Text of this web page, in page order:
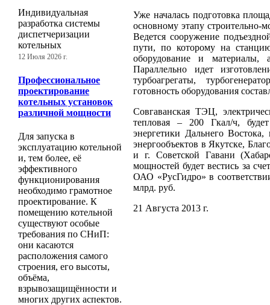
Индивидуальная
разработка системы
диспетчеризации
котельных
12 Июля 2026 г.
Профессиональное
проектирование
котельных установок
различной мощности
Для запуска в
эксплуатацию котельной
и, тем более, её
эффективного
функционирования
необходимо грамотное
проектирование. К
помещению котельной
существуют особые
требования по СНиП:
они касаются
расположения самого
строения, его высоты,
объёма,
взрывозащищённости и
многих других аспектов.
Уже началась подготовка
основному этапу строительно-
Ведется сооружение
пути, по которому на станцию
оборудование и
Параллельно идет
турбоагрегаты,
готовность оборудования
Совгаванская ТЭЦ,
тепловая – 200 Гкал/ч,
энергетики Дальнего
энергообъектов в Якутске,
и г. Советской Гавани
мощностей будет вестись за
ОАО «РусГидро» в
млрд. руб.
21 Августа 2013 г.